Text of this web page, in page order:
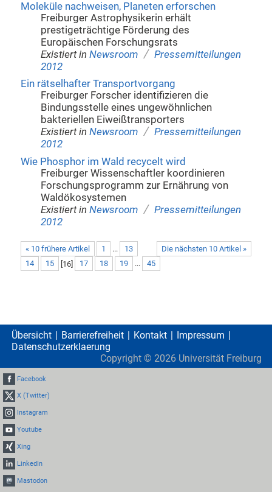
Moleküle nachweisen, Planeten erforschen
Freiburger Astrophysikerin erhält
prestigeträchtige Förderung des
Europäischen Forschungsrats
Existiert in Newsroom / Pressemitteilungen
2012
Ein rätselhafter Transportvorgang
Freiburger Forscher identifizieren die
Bindungsstelle eines ungewöhnlichen
bakteriellen Eiweißtransporters
Existiert in Newsroom / Pressemitteilungen
2012
Wie Phosphor im Wald recycelt wird
Freiburger Wissenschaftler koordinieren
Forschungsprogramm zur Ernährung von
Waldökosystemen
Existiert in Newsroom / Pressemitteilungen
2012
« 10 frühere Artikel Die nächsten 10 Artikel »
1 ...
13
14
15 [16] 17 18 19 ... 45
Übersicht Barrierefreiheit Kontakt
Impressum
Datenschutzerklaerung
Copyright © 2026 Universität Freiburg
Facebook
X (Twitter)
Instagram
Youtube
Xing
LinkedIn
Mastodon